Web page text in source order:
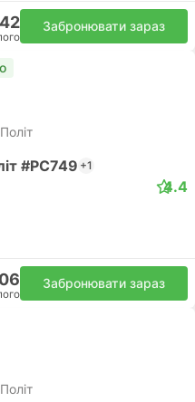
Забронювати зараз
#PC749 +1
4.4
Забронювати зараз